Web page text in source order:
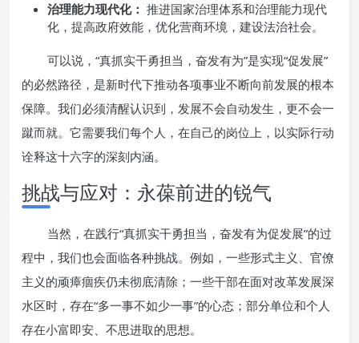
治理能力现代化： 推进国家治理体系和治理能力现代
化，提高政府效能，优化营商环境，建设法治社会。
可以说，“真抓实干勇担当，奋发有为”是实现“促发展”
的必然路径，是新时代下推动各项事业不断向前发展的根本
保障。我们必须清醒认识到，发展不会自动发生，更不会一
蹴而就。它需要我们每个人，在自己的岗位上，以实际行动
诠释这十六字的深刻内涵。
挑战与应对：永葆前进的锐气
当然，在践行“真抓实干勇担当，奋发有为促发展”的过
程中，我们也会面临各种挑战。例如，一些形式主义、官僚
主义的顽瘴痼疾仍未彻底清除；一些干部在面对改革发展深
水区时，存在“多一事不如少一事”的心态；部分单位和个人
存在小富即安、不思进取的思想。